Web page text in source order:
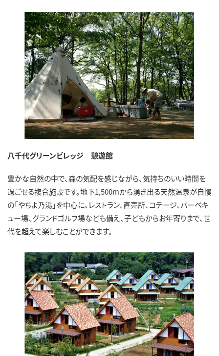
八千代グリーンビレッジ 憩遊館
豊かな自然の中で、森の気配を感じながら、気持ちのいい時間を
過ごせる複合施設です。地下1,500mから湧き出る天然温泉が自慢
の「やちよ乃湯」を中心に、レストラン、直売所、コテージ、バーベキ
ュー場、グランドゴルフ場なども備え、子どもからお年寄りまで、世
代を超えて楽しむことができます。